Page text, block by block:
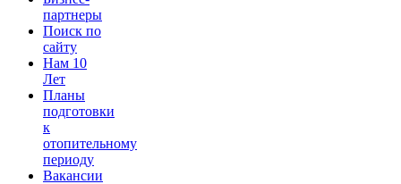
партнеры
Поиск по
сайту
Нам 10
Лет
Планы
подготовки
к
отопительному
периоду
Вакансии